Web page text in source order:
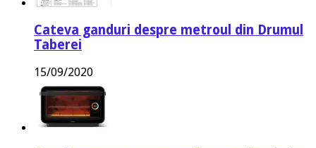
Cateva ganduri despre metroul din Drumul
Taberei
15/09/2020